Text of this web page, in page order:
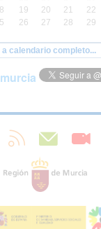
19 20 21 22
26 27 28 29
a calendario completo...